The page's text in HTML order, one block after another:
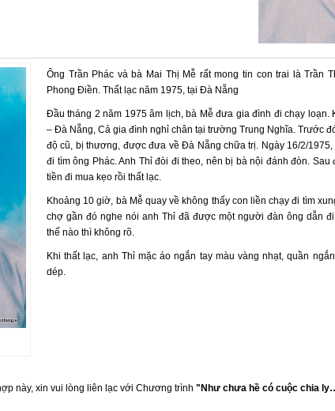
Ông Trần Phác và bà Mai Thị Mễ rất mong tin con trai là Trần
Phong Điền. Thất lạc năm 1975, tại Đà Nẵng
Đầu tháng 2 năm 1975 âm lịch, bà Mễ đưa gia đình đi chạy loạn.
– Đà Nẵng, Cả gia đình nghỉ chân tại trường Trung Nghĩa. Trước
độ cũ, bị thương, được đưa về Đà Nẵng chữa trị. Ngày 16/2/1975,
đi tìm ông Phác. Anh Thỉ đòi đi theo, nên bị bà nội đánh đòn. Sau
tiền đi mua kẹo rồi thất lạc.
Khoảng 10 giờ, bà Mễ quay về không thấy con liền chạy đi tìm
chợ gần đó nghe nói anh Thỉ đã được một người đàn ông dẫn
thế nào thì không rõ.
Khi thất lạc, anh Thỉ mặc áo ngắn tay màu vàng nhạt, quần
dép.
này, xin vui lòng liên lạc với Chương trình "Như chưa hề có cuộc chia